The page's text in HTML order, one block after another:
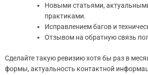
Новыми статьями,
практиками.
Исправлением багов и
Отзывом на обратную связь
Сделайте такую ревизию хотя бы раз в
формы, актуальность контактной